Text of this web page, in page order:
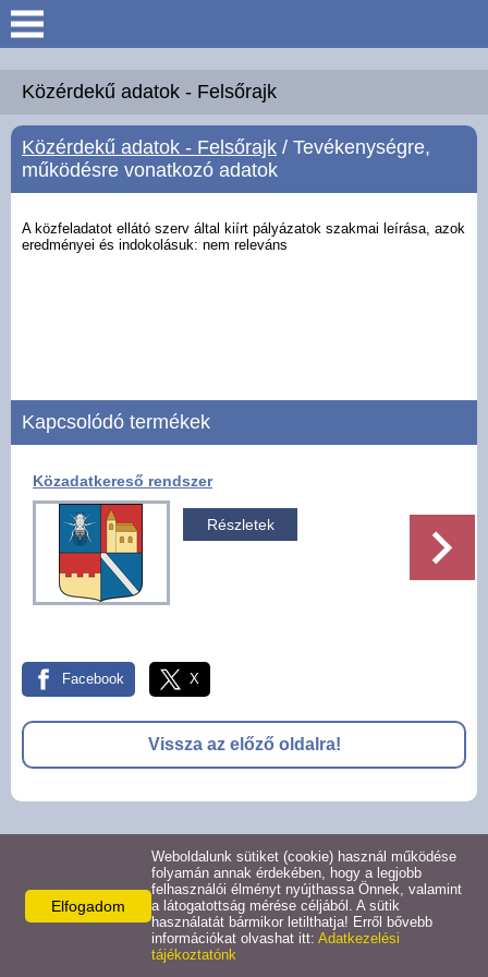
Keresés
Köszöntő
Hírek
Felsőrajk
Pályázatok
Választási információk -
Felsőrajk
Választási információk -
Alsórajk
Közérdekű adatok -
Alsórajk
Közérdekű adatok - Felsőrajk
Közérdekű adatok - Felsőrajk / Tevékenységre,
működésre vonatkozó adatok
A közfeladatot ellátó szerv által kiírt pályázatok szakmai leírása, azok
eredményei és indokolásuk: nem releváns
Kapcsolódó termékek
Közadatkereső rendszer
Részletek
Facebook X
Vissza az előző oldalra!
Adatkezelési tájékoztató
Oldal információk Impresszum
Elfogadom
Weboldalunk sütiket (cookie) használ működése
folyamán annak érdekében, hogy a legjobb
felhasználói élményt nyújthassa Önnek, valamint
a látogatottság mérése céljából. A sütik
használatát bármikor letilthatja! Erről bővebb
információkat olvashat itt: Adatkezelési
tájékoztatónk